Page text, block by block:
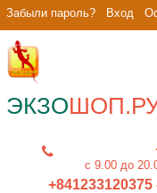
Забыли пароль? Вход
ЭКЗО
c 9.00 до
+841233120375